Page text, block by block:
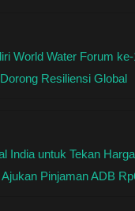
World Water Forum
Resiliensi Global
India untuk Tekan
Pinjaman ADB